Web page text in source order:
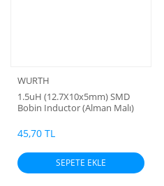
WURTH
1.5uH (12.7X10x5mm) SMD
Bobin Inductor (Alman Malı)
45,70 TL
SEPETE EKLE